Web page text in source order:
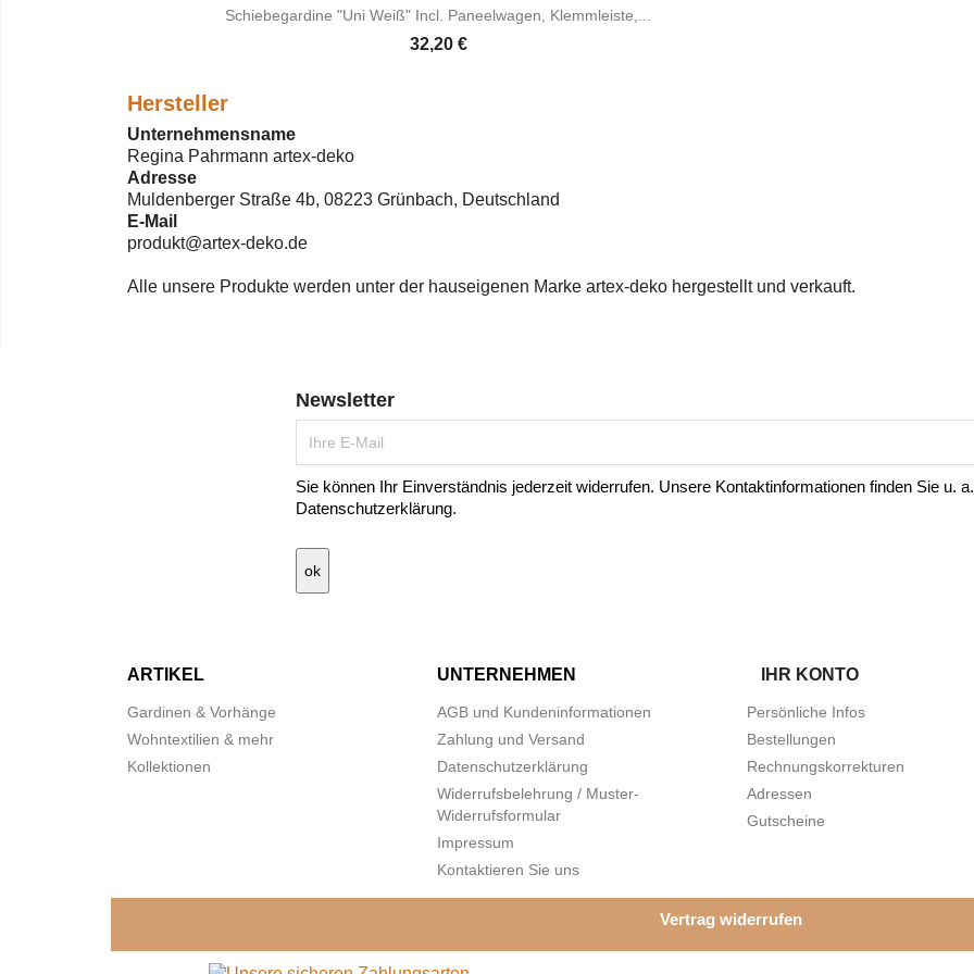
Schiebegardine "Uni Weiß" Incl. Paneelwagen, Klemmleiste,...
32,20 €
Hersteller
Unternehmensname
Regina Pahrmann artex-deko
Adresse
Muldenberger Straße 4b, 08223 Grünbach, Deutschland
E-Mail
produkt@artex-deko.de
Alle unsere Produkte werden unter der hauseigenen Marke artex-deko hergestellt und verkauft.
Newsletter
Sie können Ihr Einverständnis jederzeit widerrufen. Unsere Kontaktinformationen finden Sie u.
Datenschutzerklärung.
ARTIKEL
Gardinen & Vorhänge
Wohntextilien & mehr
Kollektionen
UNTERNEHMEN
AGB und Kundeninformationen
Zahlung und Versand
Datenschutzerklärung
Widerrufsbelehrung / Muster-
Widerrufsformular
Impressum
Kontaktieren Sie uns
IHR KONTO
Persönliche Infos
Bestellungen
Rechnungskorrekturen
Adressen
Gutscheine
Vertrag widerrufen